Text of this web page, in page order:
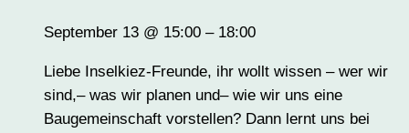
September 13 @ 15:00 – 18:00
Liebe Inselkiez-Freunde, ihr wollt wissen – wer wir
sind,– was wir planen und– wie wir uns eine
Baugemeinschaft vorstellen? Dann lernt uns bei